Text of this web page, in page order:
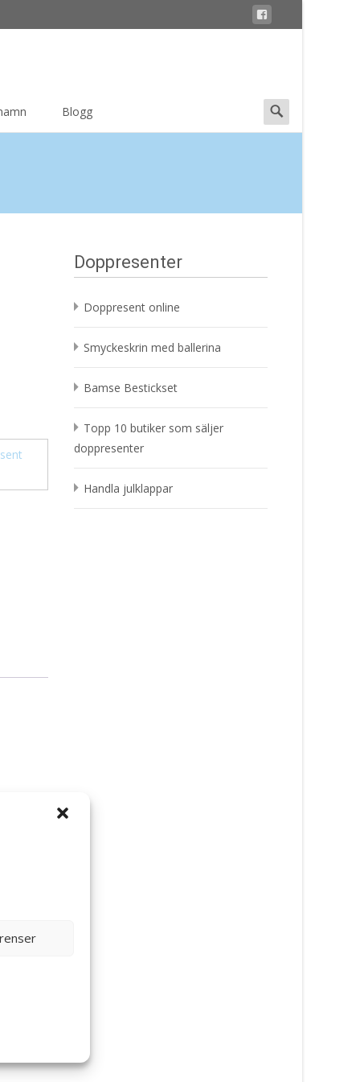
Blogg
Search
for:
Doppresenter
Doppresent online
Smyckeskrin med ballerina
Bamse Bestickset
Topp 10 butiker som säljer
doppresenter
Handla julklappar